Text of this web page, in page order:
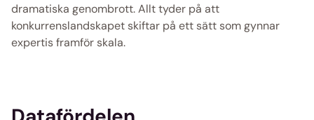
dramatiska genombrott. Allt tyder på att
konkurrenslandskapet skiftar på ett sätt som gynnar
expertis framför skala.